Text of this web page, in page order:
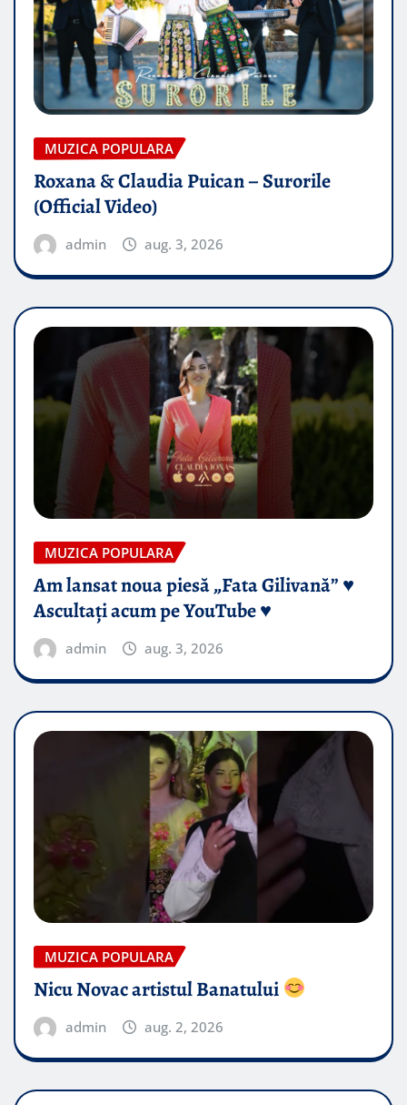
MUZICA POPULARA
Roxana & Claudia Puican – Surorile
(Official Video)
admin aug. 3, 2026
MUZICA POPULARA
Am lansat noua piesă „Fata Gilivană” ♥️
Ascultați acum pe YouTube ♥️
admin aug. 3, 2026
MUZICA POPULARA
Nicu Novac artistul Banatului
admin aug. 2, 2026